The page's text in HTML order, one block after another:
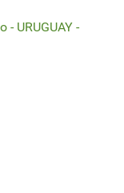
- URUGUAY -
en el muelle del
inversión y futuro: